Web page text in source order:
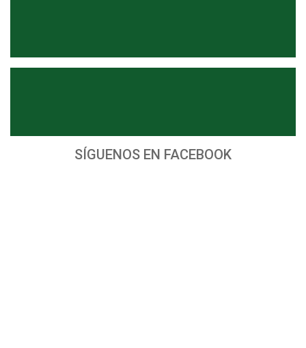
SÍGUENOS EN FACEBOOK